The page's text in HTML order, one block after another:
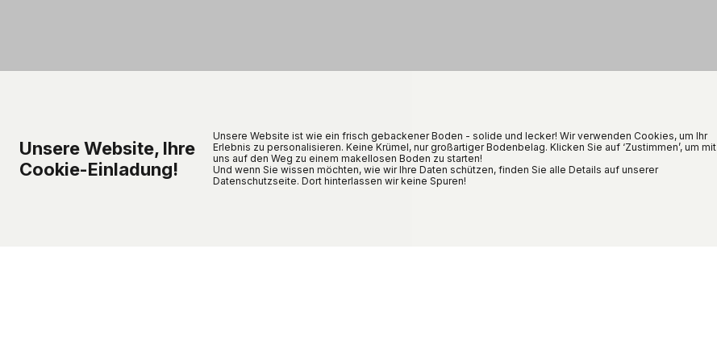
Unsere Website, Ihre
Cookie-Einladung!
Unsere Website ist wie ein frisch gebackener Boden - solide und lecker! Wir verwenden Cookies, um Ihr
Erlebnis zu personalisieren. Keine Krümel, nur großartiger Bodenbelag. Klicken Sie auf ‘Zustimmen’, um mit
uns auf den Weg zu einem makellosen Boden zu starten!
Und wenn Sie wissen möchten, wie wir Ihre Daten schützen, finden Sie alle Details auf unserer
Datenschutzseite. Dort hinterlassen wir keine Spuren!